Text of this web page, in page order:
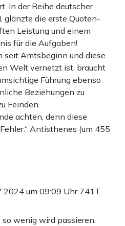
In der Reihe deutscher
die erste Quoten-
Leistung und einem
für die Aufgaben!
seit Amtsbeginn und diese
Welt vernetzt ist, braucht
Führung ebenso
Beziehungen zu
Feinden.
achten, denn diese
Antisthenes (um 455
um 09:09 Uhr 741T
wenig wird passieren.